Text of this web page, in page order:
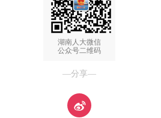
湖南人大微信
公众号二维码
—分享—